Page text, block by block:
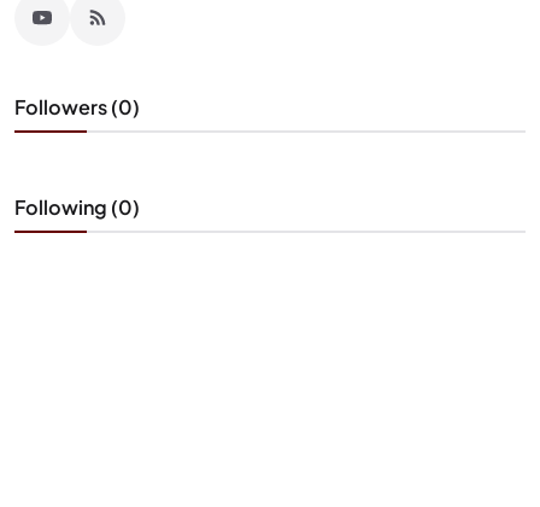
Followers (0)
Following (0)